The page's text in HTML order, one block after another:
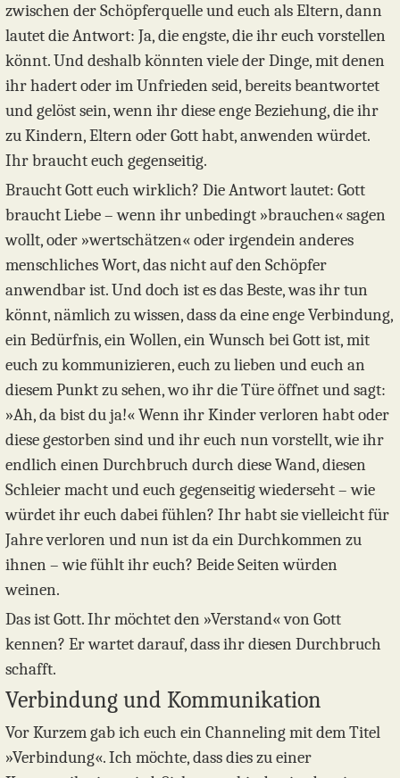
zwischen der Schöpferquelle und euch als Eltern, dann
lautet die Antwort: Ja, die engste, die ihr euch vorstellen
könnt. Und deshalb könnten viele der Dinge, mit denen
ihr hadert oder im Unfrieden seid, bereits beantwortet
und gelöst sein, wenn ihr diese enge Beziehung, die ihr
zu Kindern, Eltern oder Gott habt, anwenden würdet.
Ihr braucht euch gegenseitig.
Braucht Gott euch wirklich? Die Antwort lautet: Gott
braucht Liebe – wenn ihr unbedingt »brauchen« sagen
wollt, oder »wertschätzen« oder irgendein anderes
menschliches Wort, das nicht auf den Schöpfer
anwendbar ist. Und doch ist es das Beste, was ihr tun
könnt, nämlich zu wissen, dass da eine enge Verbindung,
ein Bedürfnis, ein Wollen, ein Wunsch bei Gott ist, mit
euch zu kommunizieren, euch zu lieben und euch an
diesem Punkt zu sehen, wo ihr die Türe öffnet und sagt:
»Ah, da bist du ja!« Wenn ihr Kinder verloren habt oder
diese gestorben sind und ihr euch nun vorstellt, wie ihr
endlich einen Durchbruch durch diese Wand, diesen
Schleier macht und euch gegenseitig wiederseht – wie
würdet ihr euch dabei fühlen? Ihr habt sie vielleicht für
Jahre verloren und nun ist da ein Durchkommen zu
ihnen – wie fühlt ihr euch? Beide Seiten würden
weinen.
Das ist Gott. Ihr möchtet den »Verstand« von Gott
kennen? Er wartet darauf, dass ihr diesen Durchbruch
schafft.
Verbindung und Kommunikation
Vor Kurzem gab ich euch ein Channeling mit dem Titel
»Verbindung«. Ich möchte, dass dies zu einer